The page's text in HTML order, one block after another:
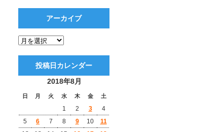
アーカイブ
投稿日カレンダー
2018年8月
日 月 火 水 木 金 土
1 2 3
4
5
6 7 8 9 10
11